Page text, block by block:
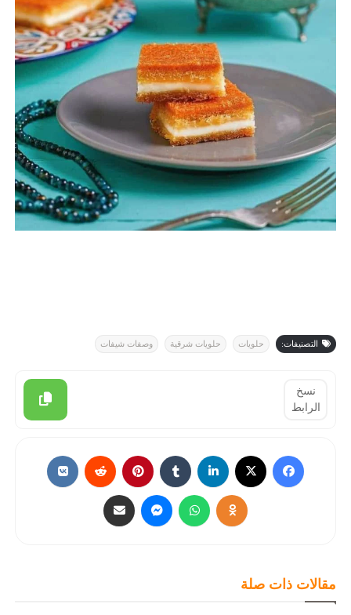
التصنيفات: حلويات حلويات شرقية وصفات شيفات
نسخ
الرابط
مقالات ذات صلة